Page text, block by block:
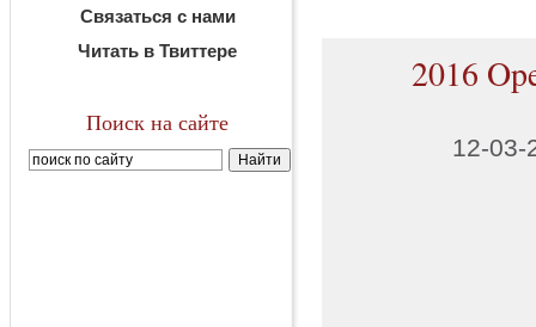
Связаться с нами
Читать в Твиттере
Поиск на сайте
2016
12-